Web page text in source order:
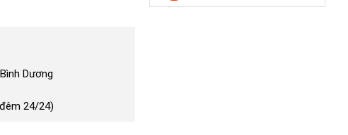
Dương
24/24)